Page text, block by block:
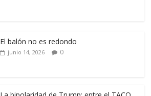
El balón no es redondo
junio 14, 2026 0